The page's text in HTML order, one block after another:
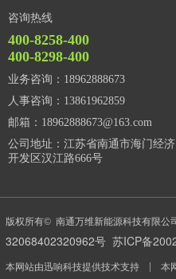
咨询热线
400-8258-400
400-8298-400
业务咨询：18962888673
人事咨询：13861962859
邮箱：18962888673@163.com
公司地址：江苏省南通市海门经济
开发区汉江路666号
版权所有© 南通万维新能源科技有限
32068402320962号 苏ICP备
本网站由迅响科技提供技术支持 本